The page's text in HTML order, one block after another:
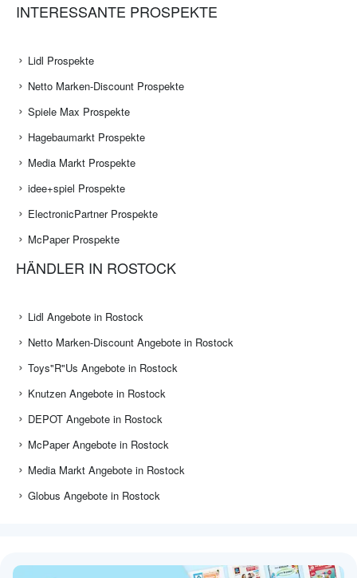
INTERESSANTE PROSPEKTE
Lidl Prospekte
Netto Marken-Discount Prospekte
Spiele Max Prospekte
Hagebaumarkt Prospekte
Media Markt Prospekte
idee+spiel Prospekte
ElectronicPartner Prospekte
McPaper Prospekte
HÄNDLER IN ROSTOCK
Lidl Angebote in Rostock
Netto Marken-Discount Angebote in Rostock
Toys"R"Us Angebote in Rostock
Knutzen Angebote in Rostock
DEPOT Angebote in Rostock
McPaper Angebote in Rostock
Media Markt Angebote in Rostock
Globus Angebote in Rostock